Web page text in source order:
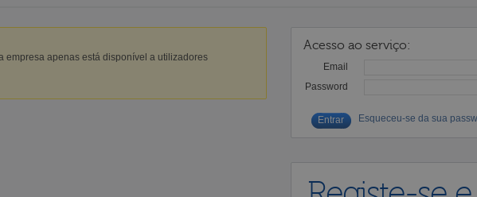
empresa apenas está disponível a utilizadores
Acesso ao serviço:
Email
Password
Esqueceu-se da sua